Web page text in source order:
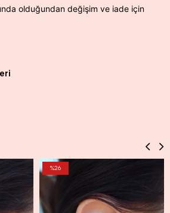
olduğundan değişim ve iade için
%26